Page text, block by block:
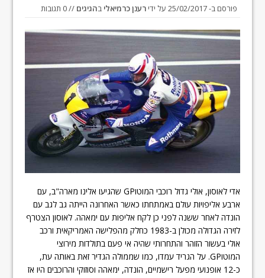
פורסם ב-25/02/2017 על ידירענן כרמיאלי בהגיגים // 0 תגובות
אדי לאוסון, אולי גדול רוכבי המוטוGP שהגיעו אלינו מארה"ב, עם
ארבע אליפויות עולם באמתחתו כאשר האחרונה הייתה גב לגב עם
הונדה לאחר ששנה לפני כן לקח אליפות עם ימאהה. לאוסון הצטרף
לזירה הגדולה מכולן ב-1983 כחלק מהפלישה האמריקאית ורכב
אולי בעשור הזוהר והתחרותי שהיה אי פעם בתולדות מירוצי
המוטוGP. על הגריד עמדו, כמו שממולה הגדיר זאת באותה עת,
כ-12 אופנועי מפעל רישמיים, הונדה, ימאהה וסוזוקי והרוכבים היו אז